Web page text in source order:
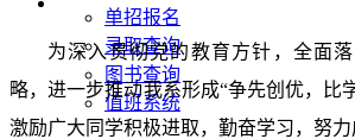
单招报名
录取查询
图书查询
值班系统
为深入贯彻党的教育方针，全面
略，进一步推动我系形成“争先创优，比
激励广大同学积极进取，勤奋学习，努